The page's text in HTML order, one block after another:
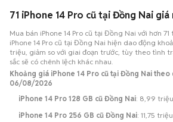
Mua bán iPhone 14 Pro cũ tại Đồng Nai với hơn
iPhone 14 Pro cũ tại Đồng Nai hiện dao động
triệu, giảm so với giai đoạn trước, tùy theo tình
sắc sẽ có chênh lệch khác nhau.
Khoảng giá iPhone 14 Pro cũ tại Đồng Nai
06/08/2026
iPhone 14 Pro 128 GB cũ Đồng Nai: 8,99
iPhone 14 Pro 256 GB cũ Đồng Nai: 11,75